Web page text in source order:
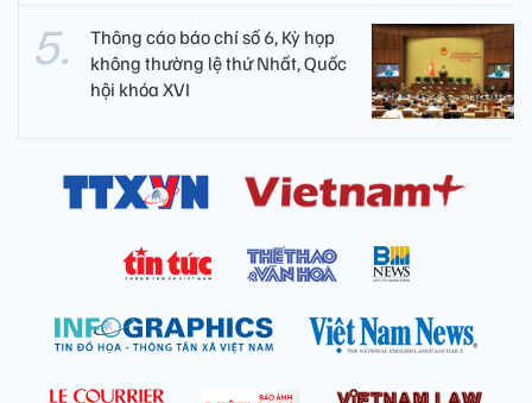
Thông cáo báo chí số 6, Kỳ họp
không thường lệ thứ Nhất, Quốc
hội khóa XVI